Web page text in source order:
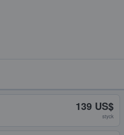
139 US$
styck